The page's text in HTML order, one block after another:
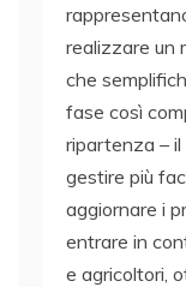
realizzare un
che
fase così
ripartenza –
gestire più
aggiornare i
entrare in
e agricoltori,